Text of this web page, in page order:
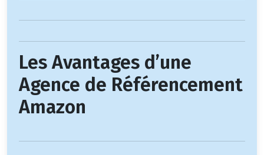
Les Avantages d’une
Agence de Référencement
Amazon